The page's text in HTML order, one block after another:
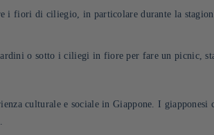
i fiori di ciliegio, in particolare durante la
o sotto i ciliegi in fiore per fare un picnic,
culturale e sociale in Giappone. I